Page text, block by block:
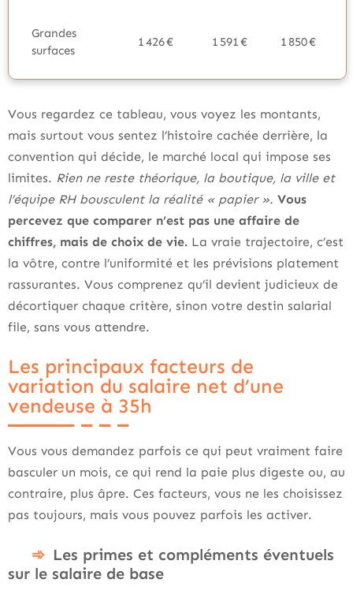
Grandes
surfaces
1 426 € 1 591 € 1 850 €
Vous regardez ce tableau, vous voyez les montants,
mais surtout vous sentez l’histoire cachée derrière, la
convention qui décide, le marché local qui impose ses
limites. Rien ne reste théorique, la boutique, la ville et
l’équipe RH bousculent la réalité « papier ». Vous
percevez que comparer n’est pas une affaire de
chiffres, mais de choix de vie. La vraie trajectoire, c’est
la vôtre, contre l’uniformité et les prévisions platement
rassurantes. Vous comprenez qu’il devient judicieux de
décortiquer chaque critère, sinon votre destin salarial
file, sans vous attendre.
Les principaux facteurs de
variation du salaire net d’une
vendeuse à 35h
Vous vous demandez parfois ce qui peut vraiment faire
basculer un mois, ce qui rend la paie plus digeste ou, au
contraire, plus âpre. Ces facteurs, vous ne les choisissez
pas toujours, mais vous pouvez parfois les activer.
Les primes et compléments éventuels
sur le salaire de base